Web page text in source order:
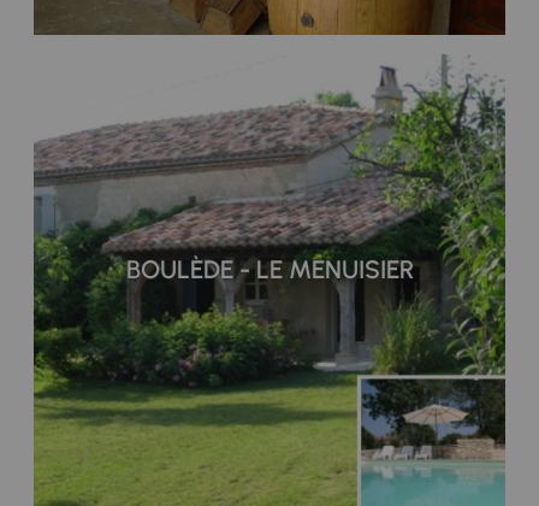
BOULÈDE - LE MENUISIER